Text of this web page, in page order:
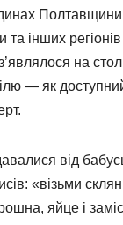
інших
на
— як
від
«візьми
яйце і